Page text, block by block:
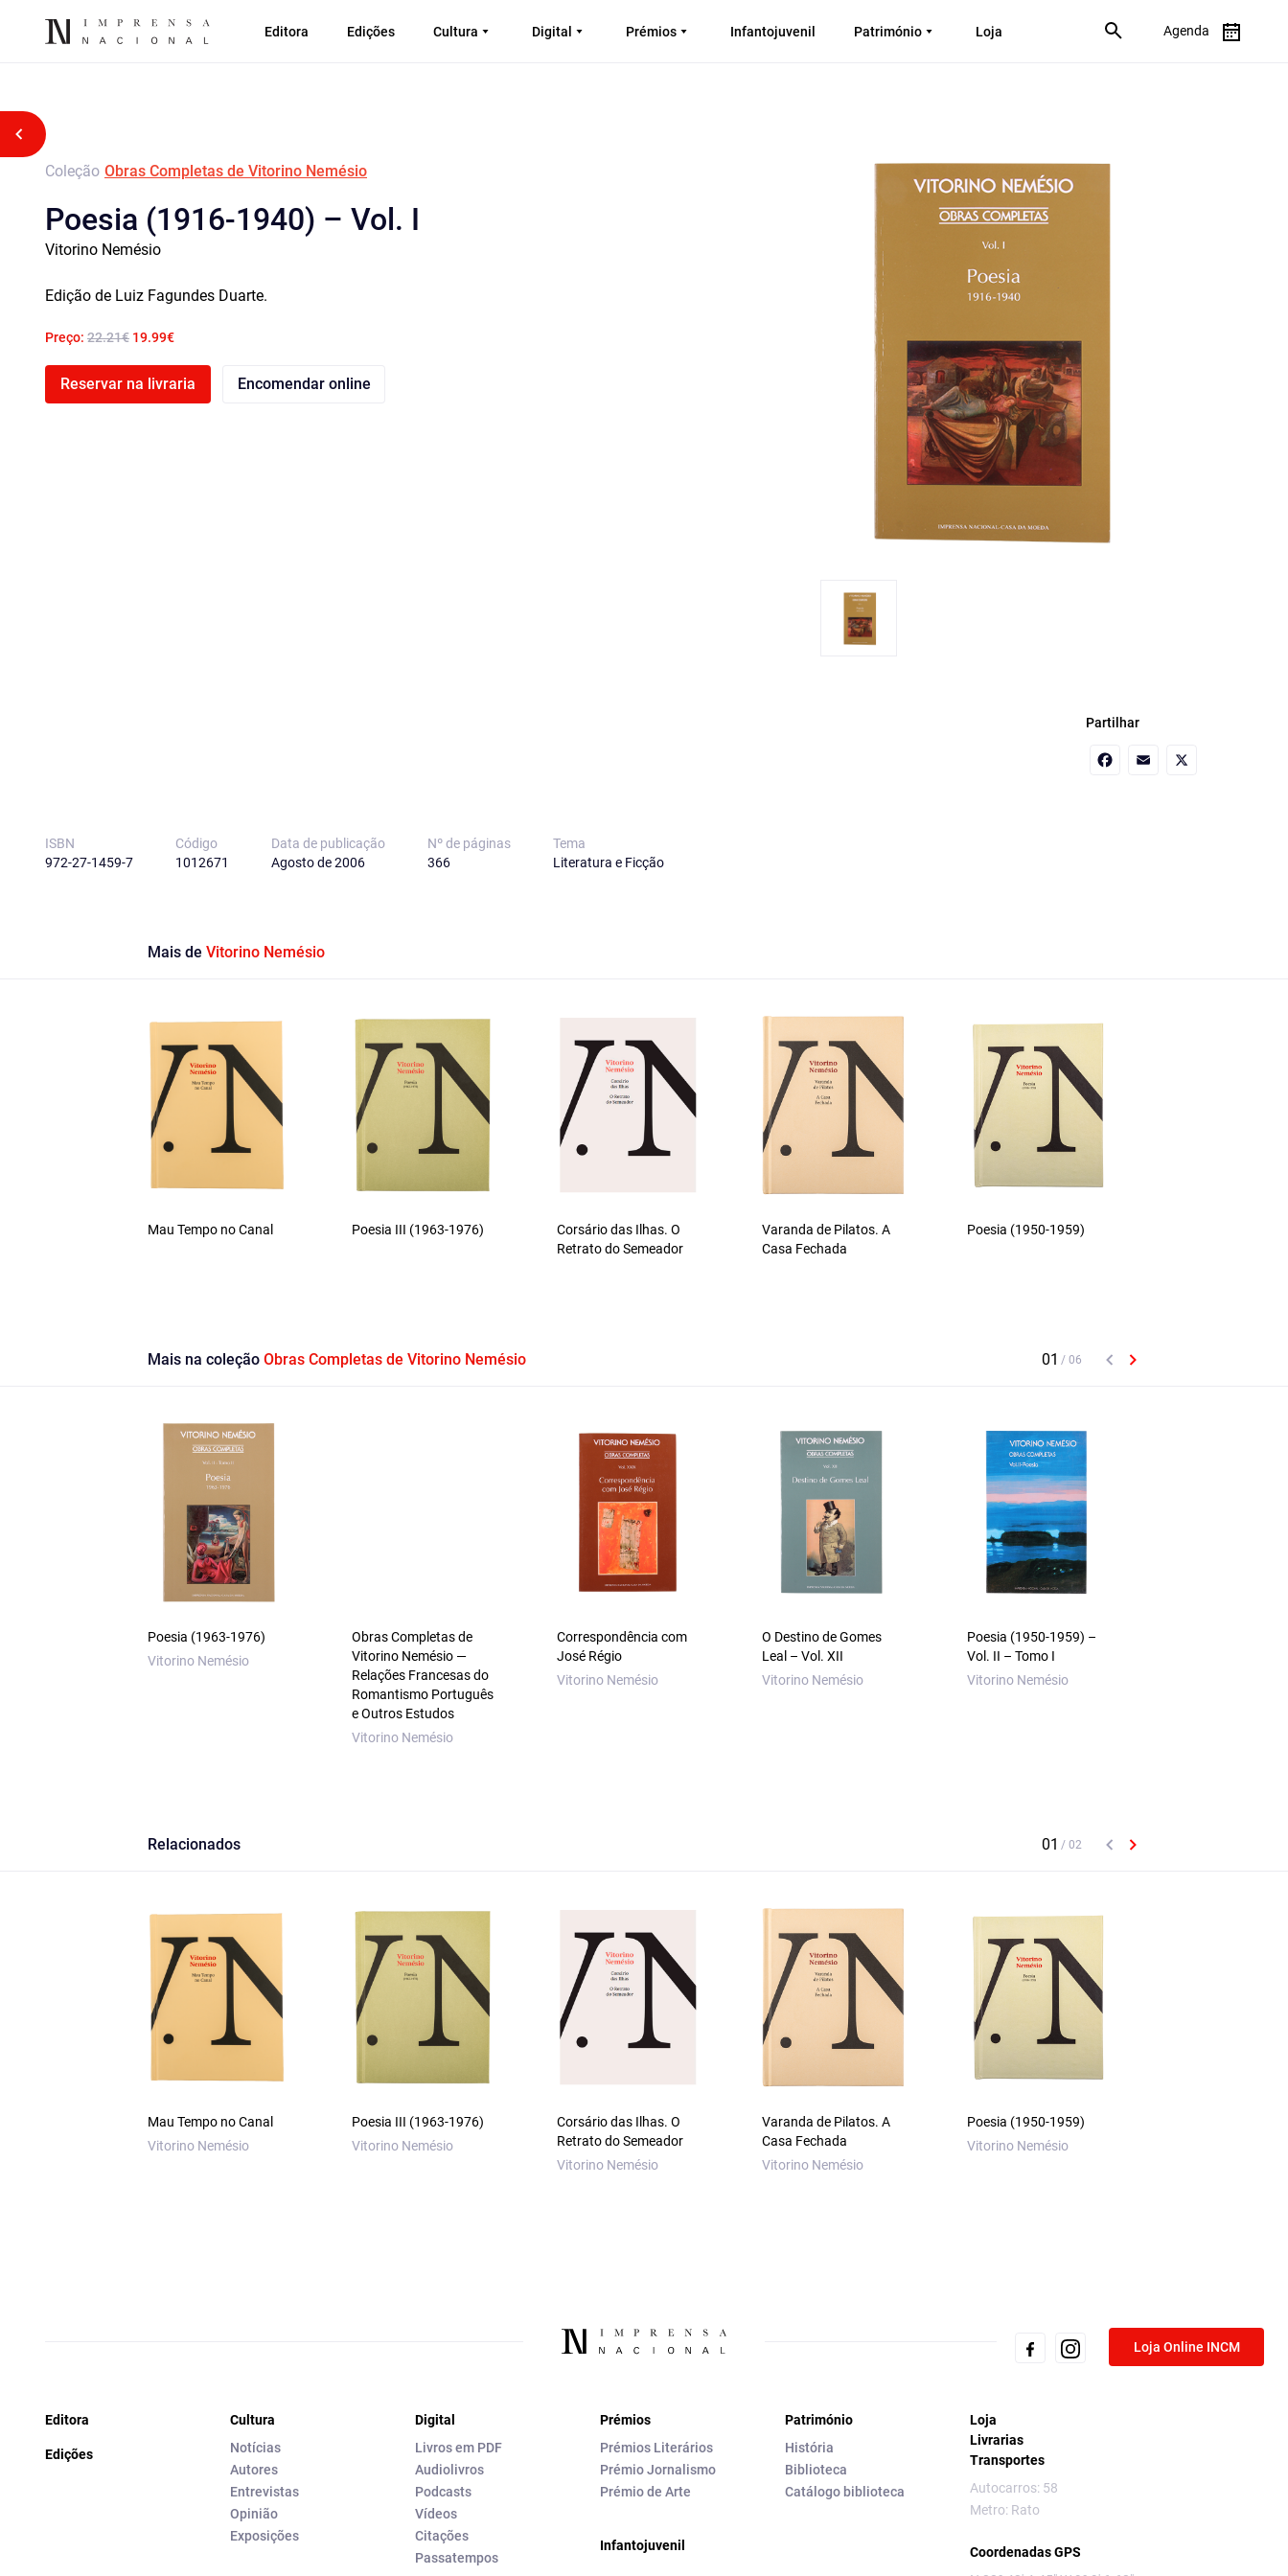
Editora Edições Cultura Digital Prémios Infantojuvenil Património Loja Agenda
Voltar atrás
Coleção Obras Completas de Vitorino Nemésio
Poesia (1916-1940) – Vol. I
Vitorino Nemésio
Edição de Luiz Fagundes Duarte.
Preço: 22.21€ 19.99€
Reservar na livraria Encomendar online
Partilhar
ISBN
972-27-1459-7
Código
1012671
Data de publicação
Agosto de 2006
Nº de páginas
366
Tema
Literatura e Ficção
Mais de Vitorino Nemésio
Mau Tempo no Canal Poesia III (1963-1976)
Corsário das Ilhas. O
Retrato do Semeador
Varanda de Pilatos. A
Casa Fechada
Poesia (1950-1959)
Mais na coleção Obras Completas de Vitorino Nemésio
Poesia (1963-1976)
Vitorino Nemésio
Obras Completas de
Vitorino Nemésio —
Relações Francesas do
Romantismo Português
e Outros Estudos
Vitorino Nemésio
Correspondência com
José Régio
Vitorino Nemésio
O Destino de Gomes
Leal – Vol. XII
Vitorino Nemésio
Poesia (1950-1959) –
Vol. II – Tomo I
Vitorino Nemésio
Relacionados
Mau Tempo no Canal
Vitorino Nemésio
Poesia III (1963-1976)
Vitorino Nemésio
Corsário das Ilhas. O
Retrato do Semeador
Vitorino Nemésio
Varanda de Pilatos. A
Casa Fechada
Vitorino Nemésio
Poesia (1950-1959)
Vitorino Nemésio
Loja Online INCM
Editora
Edições
Cultura
Notícias
Autores
Entrevistas
Opinião
Exposições
Digital
Livros em PDF
Audiolivros
Podcasts
Vídeos
Citações
Passatempos
Prémios
Prémios Literários
Prémio Jornalismo
Prémio de Arte
Infantojuvenil
Património
História
Biblioteca
Catálogo biblioteca
Loja
Livrarias
Transportes
Autocarros: 58
Metro: Rato
Coordenadas GPS